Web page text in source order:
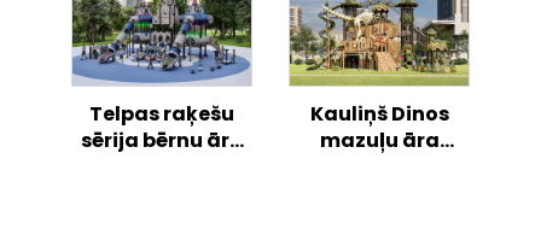
Telpas raķešu
sērija bērnu āra
Kauliņš Dinos
mazuļu āra